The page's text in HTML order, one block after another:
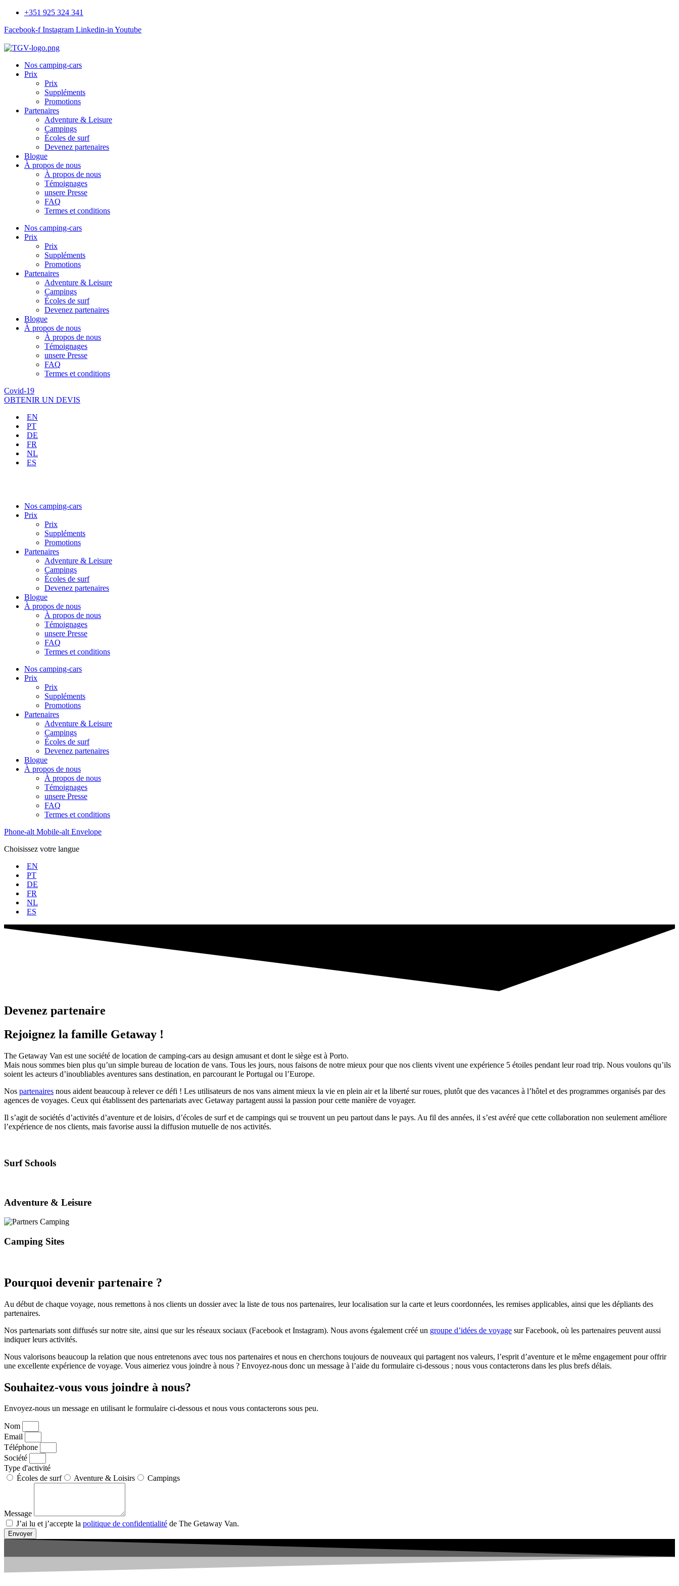
+351 925 324 341
Facebook-f Instagram Linkedin-in Youtube
Nos camping-cars
Prix
Prix
Suppléments
Promotions
Partenaires
Adventure & Leisure
Campings
Écoles de surf
Devenez partenaires
Blogue
À propos de nous
À propos de nous
Témoignages
unsere Presse
FAQ
Termes et conditions
Nos camping-cars
Prix
Prix
Suppléments
Promotions
Partenaires
Adventure & Leisure
Campings
Écoles de surf
Devenez partenaires
Blogue
À propos de nous
À propos de nous
Témoignages
unsere Presse
FAQ
Termes et conditions
Covid-19
OBTENIR UN DEVIS
EN
PT
DE
FR
NL
ES
Nos camping-cars
Prix
Prix
Suppléments
Promotions
Partenaires
Adventure & Leisure
Campings
Écoles de surf
Devenez partenaires
Blogue
À propos de nous
À propos de nous
Témoignages
unsere Presse
FAQ
Termes et conditions
Nos camping-cars
Prix
Prix
Suppléments
Promotions
Partenaires
Adventure & Leisure
Campings
Écoles de surf
Devenez partenaires
Blogue
À propos de nous
À propos de nous
Témoignages
unsere Presse
FAQ
Termes et conditions
Phone-alt Mobile-alt Envelope
Choisissez votre langue
EN
PT
DE
FR
NL
ES
Devenez partenaire
Rejoignez la famille Getaway !
The Getaway Van est une société de location de camping-cars au design amusant et dont le siège est à Porto.
Mais nous sommes bien plus qu’un simple bureau de location de vans. Tous les jours, nous faisons de notre mieux pour que nos clients vivent une expérience 5 étoiles pendant leur road trip. Nous voulons qu’ils
soient les acteurs d’inoubliables aventures sans destination, en parcourant le Portugal ou l’Europe.
Nos partenaires nous aident beaucoup à relever ce défi ! Les utilisateurs de nos vans aiment mieux la vie en plein air et la liberté sur roues, plutôt que des vacances à l’hôtel et des programmes organisés par des
agences de voyages. Ceux qui établissent des partenariats avec Getaway partagent aussi la passion pour cette manière de voyager.
Il s’agit de sociétés d’activités d’aventure et de loisirs, d’écoles de surf et de campings qui se trouvent un peu partout dans le pays. Au fil des années, il s’est avéré que cette collaboration non seulement améliore
l’expérience de nos clients, mais favorise aussi la diffusion mutuelle de nos activités.
Surf Schools
Adventure & Leisure
Camping Sites
Pourquoi devenir partenaire ?
Au début de chaque voyage, nous remettons à nos clients un dossier avec la liste de tous nos partenaires, leur localisation sur la carte et leurs coordonnées, les remises applicables, ainsi que les dépliants des
partenaires.
Nos partenariats sont diffusés sur notre site, ainsi que sur les réseaux sociaux (Facebook et Instagram). Nous avons également créé un groupe d’idées de voyage sur Facebook, où les partenaires peuvent aussi
indiquer leurs activités.
Nous valorisons beaucoup la relation que nous entretenons avec tous nos partenaires et nous en cherchons toujours de nouveaux qui partagent nos valeurs, l’esprit d’aventure et le même engagement pour offrir
une excellente expérience de voyage. Vous aimeriez vous joindre à nous ? Envoyez-nous donc un message à l’aide du formulaire ci-dessous ; nous vous contacterons dans les plus brefs délais.
Souhaitez-vous vous joindre à nous?
Envoyez-nous un message en utilisant le formulaire ci-dessous et nous vous contacterons sous peu.
Nom
Email
Téléphone
Société
Type d'activité
Écoles de surf
Aventure & Loisirs Campings
Message
J’ai lu et j’accepte la politique de confidentialité de The Getaway Van.
Envoyer